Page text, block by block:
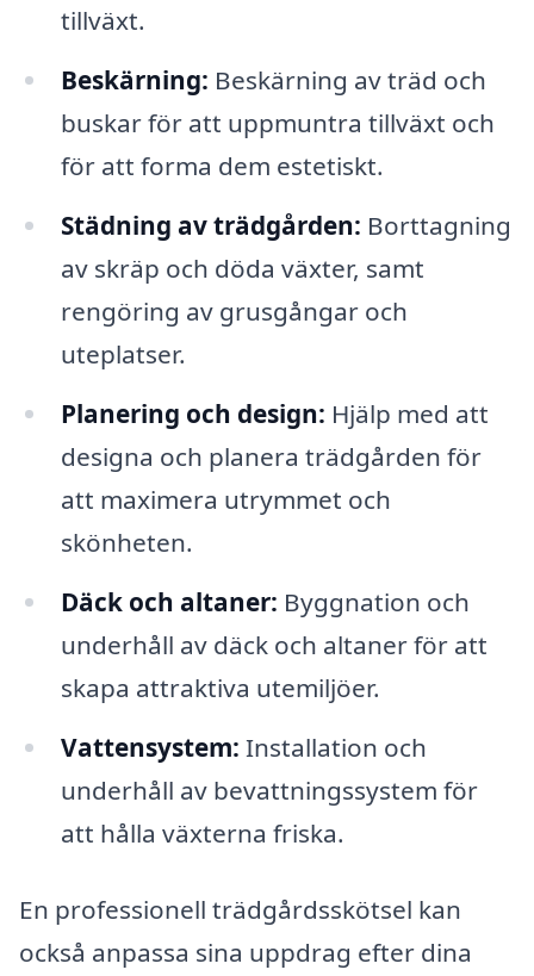
tillväxt.
Beskärning: Beskärning av träd och
buskar för att uppmuntra tillväxt och
för att forma dem estetiskt.
Städning av trädgården: Borttagning
av skräp och döda växter, samt
rengöring av grusgångar och
uteplatser.
Planering och design: Hjälp med att
designa och planera trädgården för
att maximera utrymmet och
skönheten.
Däck och altaner: Byggnation och
underhåll av däck och altaner för att
skapa attraktiva utemiljöer.
Vattensystem: Installation och
underhåll av bevattningssystem för
att hålla växterna friska.
En professionell trädgårdsskötsel kan
också anpassa sina uppdrag efter dina